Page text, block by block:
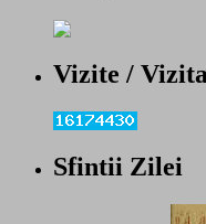
Vizite /
Sfintii Zilei